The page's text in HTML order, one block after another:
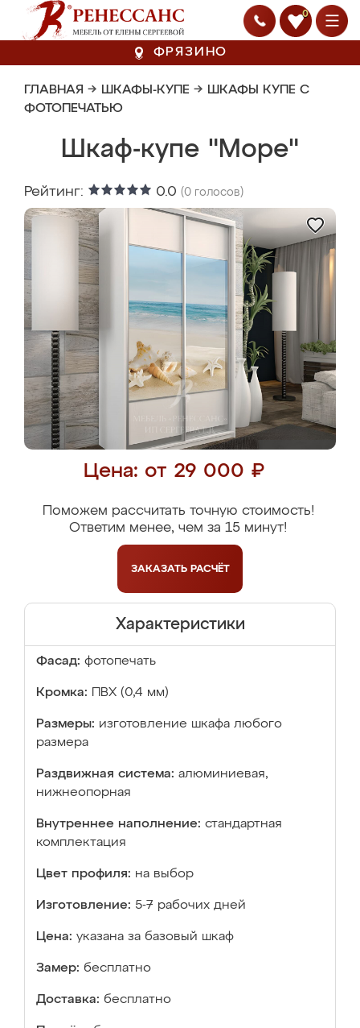
0
ФРЯЗИНО
ГЛАВНАЯ → ШКАФЫ-КУПЕ → ШКАФЫ КУПЕ С
ФОТОПЕЧАТЬЮ
Шкаф-купе "Море"
Рейтинг: 0.0 (0 голосов)
Цена: от 29 000 ₽
Поможем рассчитать точную стоимость!
Ответим менее, чем за 15 минут!
ЗАКАЗАТЬ РАСЧЁТ
Характеристики
Фасад: фотопечать
Кромка: ПВХ (0,4 мм)
Размеры: изготовление шкафа любого
размера
Раздвижная система: алюминиевая,
нижнеопорная
Внутреннее наполнение: стандартная
комплектация
Цвет профиля: на выбор
Изготовление: 5-7 рабочих дней
Цена: указана за базовый шкаф
Замер: бесплатно
Доставка: бесплатно